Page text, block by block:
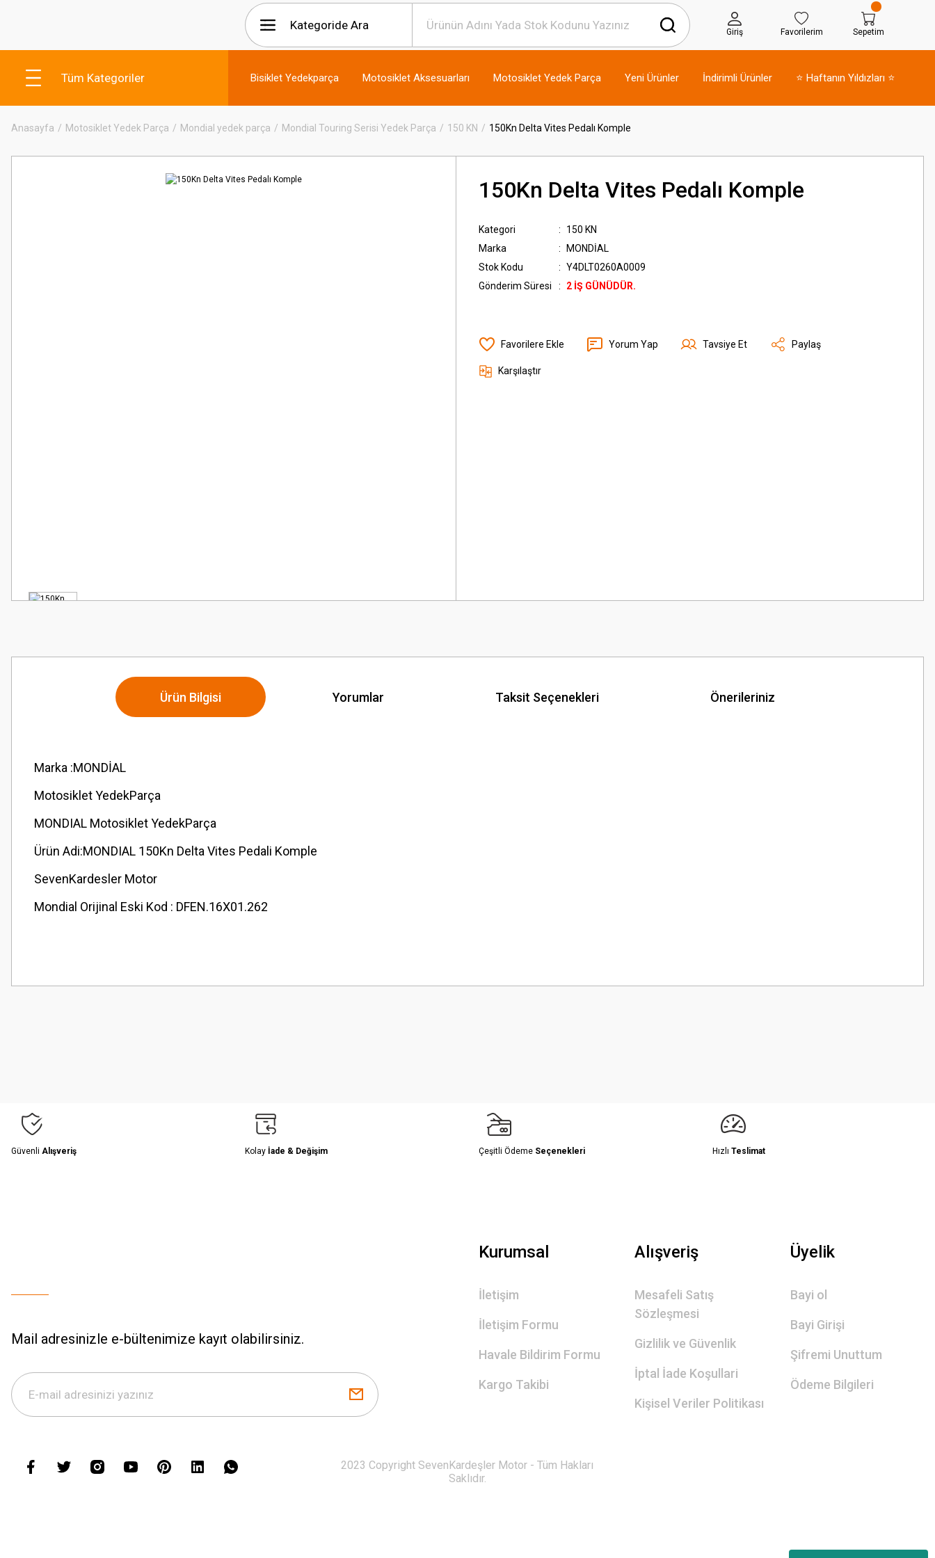
Giriş Favorilerim Sepetim
Tüm Kategoriler Bisiklet Yedekparça Motosiklet Aksesuarları Motosiklet Yedek Parça Yeni Ürünler İndirimli Ürünler ⭐ Haftanın Yıldızları ⭐
Anasayfa Motosiklet Yedek Parça Mondial yedek parça Mondial Touring Serisi Yedek Parça 150 KN 150Kn Delta Vites Pedalı Komple
150Kn Delta Vites Pedalı Komple
Kategori
150 KN
Marka
MONDİAL
Stok Kodu
Y4DLT0260A0009
Gönderim Süresi
2 İŞ GÜNÜDÜR.
Yorum Yap Tavsiye Et Paylaş
Karşılaştır
Ürün Bilgisi Yorumlar Taksit Seçenekleri Önerileriniz
Marka :MONDİAL
Motosiklet YedekParça
MONDIAL Motosiklet YedekParça
Ürün Adi:MONDIAL 150Kn Delta Vites Pedali Komple
SevenKardesler Motor
Mondial Orijinal Eski Kod : DFEN.16X01.262
Görüş ve önerileriniz için teşekkür ederiz.
Güvenli Alışveriş Kolay İade & Değişim Çeşitli Ödeme Seçenekleri Hızlı Teslimat
Mail adresinizle e-bültenimize kayıt olabilirsiniz.
Kurumsal
İletişim
İletişim Formu
Havale Bildirim Formu
Kargo Takibi
Alışveriş
Mesafeli Satış
Sözleşmesi
Gizlilik ve Güvenlik
İptal İade Koşullari
Kişisel Veriler Politikası
Üyelik
Bayi ol
Bayi Girişi
Şifremi Unuttum
Ödeme Bilgileri
2023 Copyright SevenKardeşler Motor - Tüm Hakları
Saklıdır.